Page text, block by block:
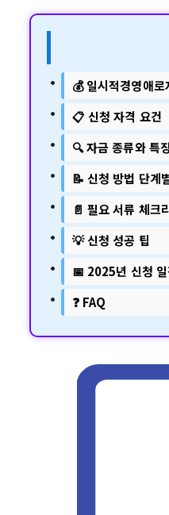
💰 일시적경영애로
📋 신청 자격 요건
🔍 자금 종류와 특징
📝 신청 방법 단계
📄 필요 서류 체크
💡 신청 성공 팁
📅 2025년 신청 일
❓ FAQ